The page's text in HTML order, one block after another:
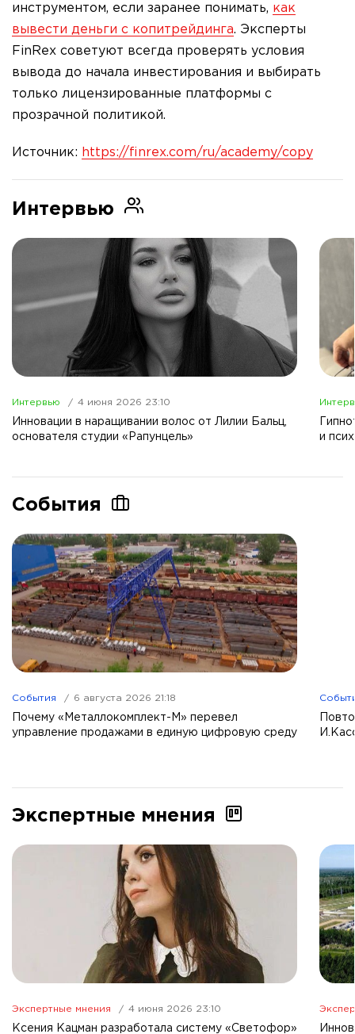
инструментом, если заранее понимать, как
вывести деньги с копитрейдинга. Эксперты
FinRex советуют всегда проверять условия
вывода до начала инвестирования и выбирать
только лицензированные платформы с
прозрачной политикой.
Источник: https://finrex.com/ru/academy/copy
Интервью
Интервью 4 июня 2026 23:10
Инновации в наращивании волос от Лилии Бальц,
основателя студии «Рапунцель»
и
События
События 6 августа 2026 21:18
Почему «Металлокомплект-М» перевел
управление продажами в единую цифровую среду
Экспертные мнения
Экспертные мнения 4 июня 2026 23:10
Ксения Кацман разработала систему «Светофор»